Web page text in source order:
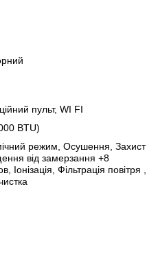
пульт, WI FI
BTU)
режим, Осушення, Захист
від замерзання +8
Іонізація, Фільтрація повітря ,